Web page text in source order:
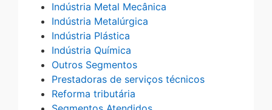
Indústria Metal Mecânica
Indústria Metalúrgica
Indústria Plástica
Indústria Química
Outros Segmentos
Prestadoras de serviços técnicos
Reforma tributária